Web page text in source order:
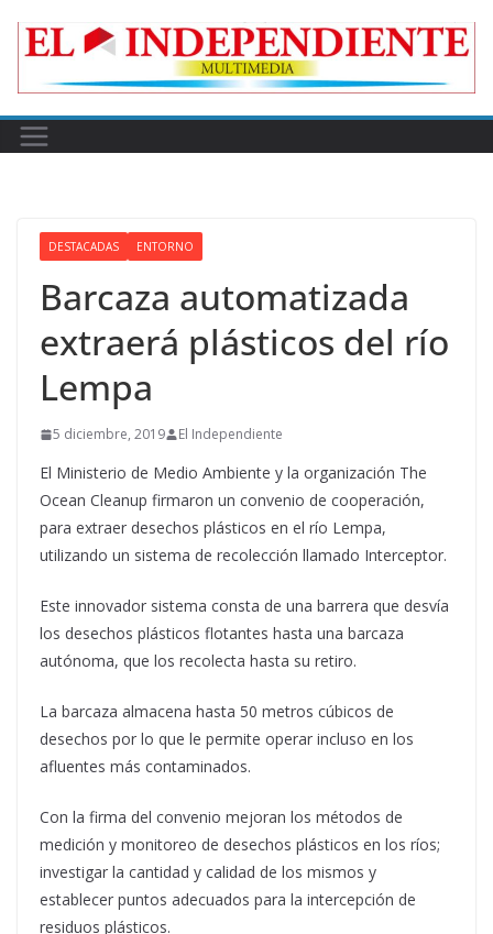
DESTACADAS ENTORNO
Barcaza automatizada
extraerá plásticos del río
Lempa
5 diciembre, 2019 El Independiente
El Ministerio de Medio Ambiente y la organización The
Ocean Cleanup firmaron un convenio de cooperación,
para extraer desechos plásticos en el río Lempa,
utilizando un sistema de recolección llamado Interceptor.
Este innovador sistema consta de una barrera que desvía
los desechos plásticos flotantes hasta una barcaza
autónoma, que los recolecta hasta su retiro.
La barcaza almacena hasta 50 metros cúbicos de
desechos por lo que le permite operar incluso en los
afluentes más contaminados.
Con la firma del convenio mejoran los métodos de
medición y monitoreo de desechos plásticos en los ríos;
investigar la cantidad y calidad de los mismos y
establecer puntos adecuados para la intercepción de
residuos plásticos.